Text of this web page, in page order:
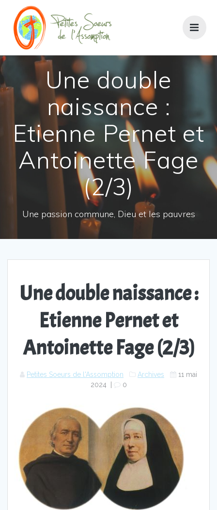
contenu
Une double
naissance :
Etienne Pernet et
Antoinette Fage
(2/3)
Une passion commune, Dieu et les pauvres
Une double naissance :
Etienne Pernet et
Antoinette Fage (2/3)
Petites Soeurs de l'Assomption Archives
11 mai
2024
0